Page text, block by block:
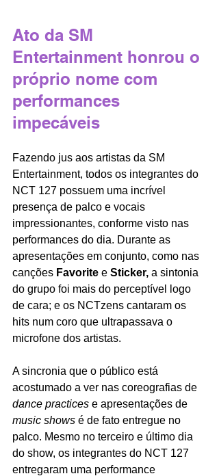
Ato da SM
Entertainment honrou o
próprio nome com
performances
impecáveis
Fazendo jus aos artistas da SM
Entertainment, todos os integrantes do
NCT 127 possuem uma incrível
presença de palco e vocais
impressionantes, conforme visto nas
performances do dia. Durante as
apresentações em conjunto, como nas
canções Favorite e Sticker, a sintonia
do grupo foi mais do perceptível logo
de cara; e os NCTzens cantaram os
hits num coro que ultrapassava o
microfone dos artistas.
A sincronia que o público está
acostumado a ver nas coreografias de
dance practices e apresentações de
music shows é de fato entregue no
palco. Mesmo no terceiro e último dia
do show, os integrantes do NCT 127
entregaram uma performance